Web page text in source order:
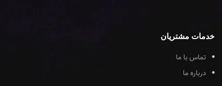
خدمات مشتریان
تماس با ما
درباره ما